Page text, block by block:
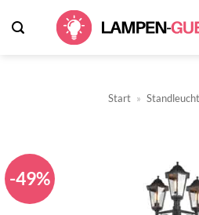
Inhalt
Start »
-49%